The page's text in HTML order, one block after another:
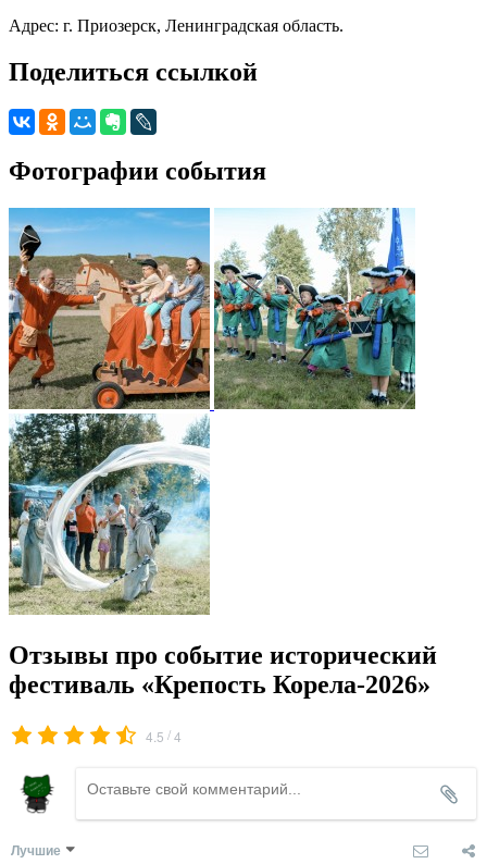
Адрес: г. Приозерск, Ленинградская область.
Поделиться ссылкой
Фотографии события
Отзывы про событие исторический
фестиваль «Крепость Корела-2026»
4.5 /4
Лучшие